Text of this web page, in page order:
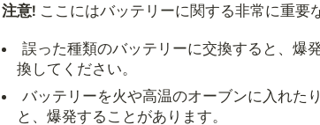
注意! ここにはバッテリーに関する非常に重要
誤った種類のバッテリーに交換すると、爆
換してください。
バッテリーを火や高温のオーブンに入れた
と、爆発することがあります。